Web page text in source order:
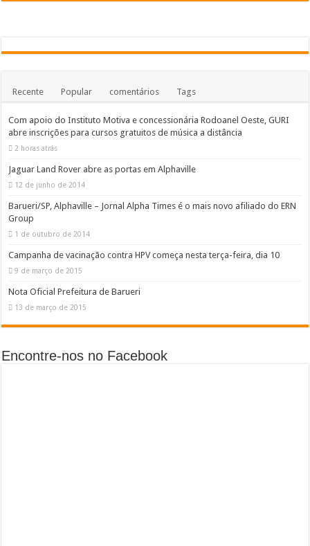
Recente Popular comentários Tags
Com apoio do Instituto Motiva e concessionária Rodoanel Oeste, GURI
abre inscrições para cursos gratuitos de música a distância
2 horas atrás
Jaguar Land Rover abre as portas em Alphaville
12 de junho de 2014
Barueri/SP, Alphaville – Jornal Alpha Times é o mais novo afiliado do ERN
Group
1 de outubro de 2014
Campanha de vacinação contra HPV começa nesta terça-feira, dia 10
9 de março de 2015
Nota Oficial Prefeitura de Barueri
13 de março de 2015
Encontre-nos no Facebook